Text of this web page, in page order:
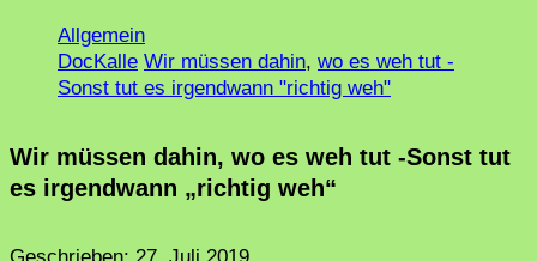
Allgemein
DocKalle Wir müssen dahin, wo es weh tut -
Sonst tut es irgendwann "richtig weh"
Wir müssen dahin, wo es weh tut -Sonst tut
es irgendwann „richtig weh“